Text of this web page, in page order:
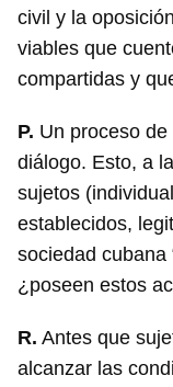
Guardar como
civil y la
viables que
compartidas y
P. Un proceso
diálogo. Esto, a
sujetos
establecidos,
sociedad cubana
¿poseen estos
R. Antes que
alcanzar las